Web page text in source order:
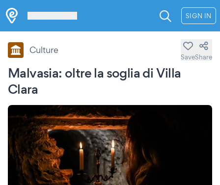
SIGN IN
Malvasia: oltre la soglia di Villa
Clara
Culture
SaveShare